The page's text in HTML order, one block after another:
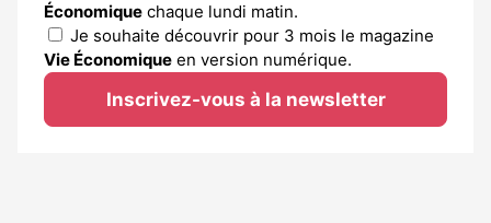
Économique chaque lundi matin.
Je souhaite découvrir pour 3 mois le magazine
Vie Économique en version numérique.
Inscrivez-vous à la newsletter